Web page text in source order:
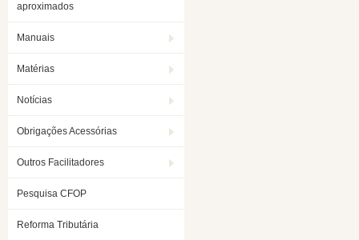
aproximados
Manuais
Matérias
Notícias
Obrigações Acessórias
Outros Facilitadores
Pesquisa CFOP
Reforma Tributária